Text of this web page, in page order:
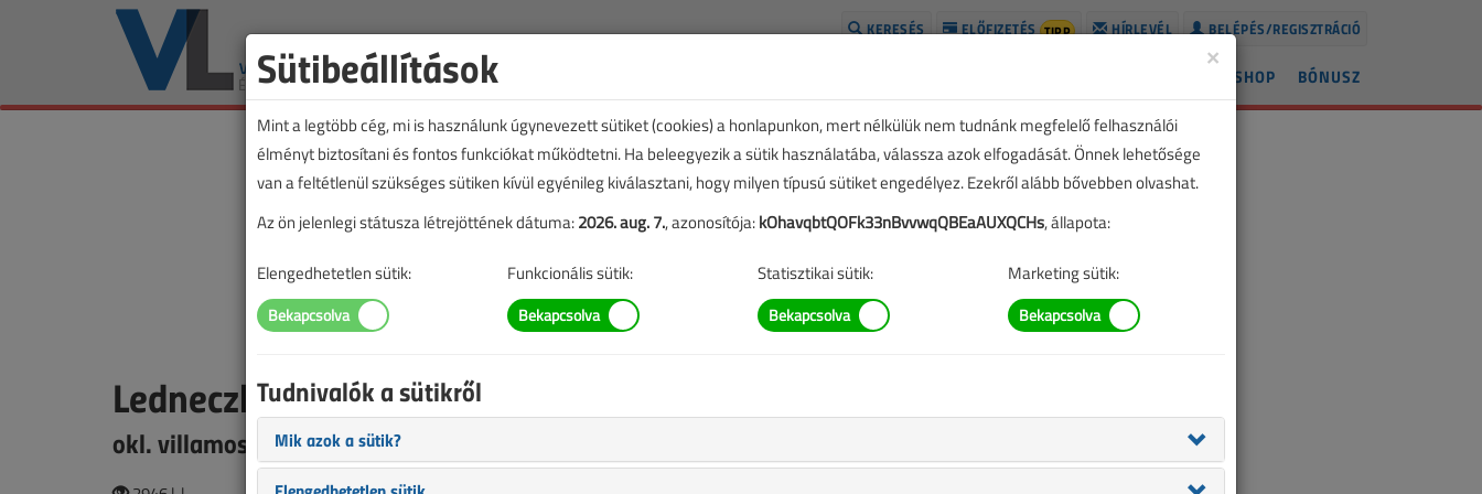
BELÉPÉS/REGISZTRÁCIÓ
HÍRLEVÉL
ELŐFIZETÉS TIPP
KERESÉS
BÓNUSZ
SHOP
Ledneczki László
okl. villamosmérnök
SZERZŐK LISTÁJA
×
Sütibeállítások
Mint a legtöbb cég, mi is használunk úgynevezett sütiket (cookies) a honlapunkon, mert nélkülük nem tudnánk megfelelő felhasználói
élményt biztosítani és fontos funkciókat működtetni. Ha beleegyezik a sütik használatába, válassza azok elfogadását. Önnek lehetősége
van a feltétlenül szükséges sütiken kívül egyénileg kiválasztani, hogy milyen típusú sütiket engedélyez. Ezekről alább bővebben olvashat.
Az ön jelenlegi státusza létrejöttének dátuma:2026. aug. 7., azonosítója:kOhavqbtQOFk33nBvvwqQBEaAUXQCHs, állapota:
Elengedhetetlen sütik: Funkcionális sütik: Statisztikai sütik: Marketing sütik:
Tudnivalók a sütikről
Mik azok a sütik?